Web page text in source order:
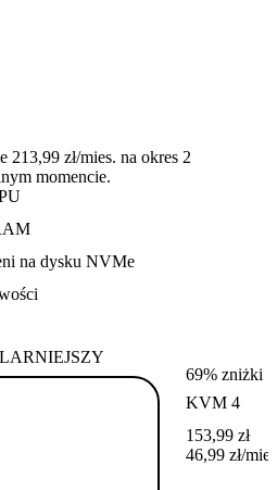
213,99 zł/mies. na okres 2
momencie.
na dysku NVMe
69% zniżki
KVM 4
153,99 zł
46,99 zł/